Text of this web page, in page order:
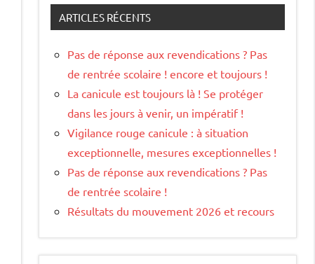
ARTICLES RÉCENTS
Pas de réponse aux revendications ? Pas
de rentrée scolaire ! encore et toujours !
La canicule est toujours là ! Se protéger
dans les jours à venir, un impératif !
Vigilance rouge canicule : à situation
exceptionnelle, mesures exceptionnelles !
Pas de réponse aux revendications ? Pas
de rentrée scolaire !
Résultats du mouvement 2026 et recours